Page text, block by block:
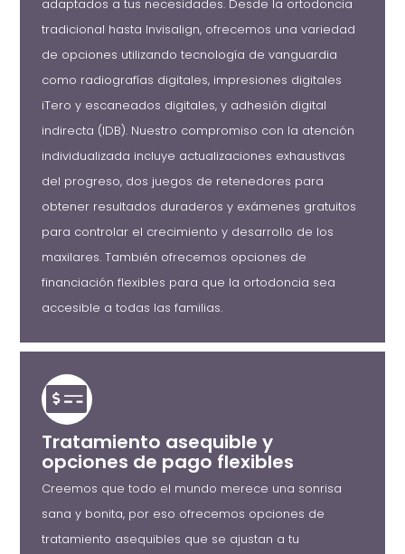
adaptados a tus necesidades. Desde la ortodoncia
tradicional hasta Invisalign, ofrecemos una variedad
de opciones utilizando tecnología de vanguardia
como radiografías digitales, impresiones digitales
iTero y escaneados digitales, y adhesión digital
indirecta (IDB). Nuestro compromiso con la atención
individualizada incluye actualizaciones exhaustivas
del progreso, dos juegos de retenedores para
obtener resultados duraderos y exámenes gratuitos
para controlar el crecimiento y desarrollo de los
maxilares. También ofrecemos opciones de
financiación flexibles para que la ortodoncia sea
accesible a todas las familias.
Tratamiento asequible y
opciones de pago flexibles
Creemos que todo el mundo merece una sonrisa
sana y bonita, por eso ofrecemos opciones de
tratamiento asequibles que se ajustan a tu